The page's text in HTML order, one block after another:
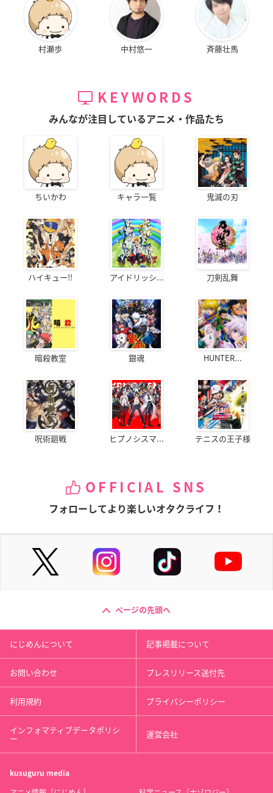
村瀬歩 中村悠一 斉藤壮馬
KEYWORDS
みんなが注目しているアニメ・作品たち
ちいかわ キャラ一覧 鬼滅の刃
ハイキュー!! アイドリッシ... 刀剣乱舞
暗殺教室 銀魂 HUNTER...
呪術廻戦 ヒプノシスマ... テニスの王子様
OFFICIAL SNS
フォローしてより楽しいオタクライフ！
ページの先頭へ
にじめんについて 記事掲載について
お問い合わせ プレスリリース送付先
利用規約 プライバシーポリシー
インフォマティブデータポリシ
ー 運営会社
kusuguru media